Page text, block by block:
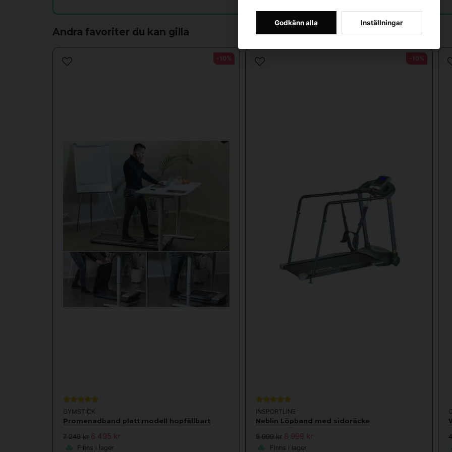
Ja, ni får publicera min fråga
Andra favoriter du kan gilla
GYMSTICK
Promenadband platt modell hopfällbart
7 249 kr 6 495 kr
Finns i lager
-10%
INSPORTLINE
Neblin Löpband med sidoräcke
9 999 kr 8 999 kr
Finns i lager
-10%
Godkänn alla Inställningar